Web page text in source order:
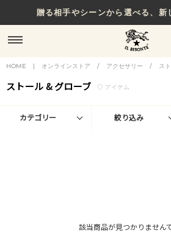
贈る相手やシーンから選べる、新
HOME | オンラインストア / アクセサリー / ス
ストール & グローブ 0 アイテム
カテゴリー 絞り込み
該当商品が見つかりません